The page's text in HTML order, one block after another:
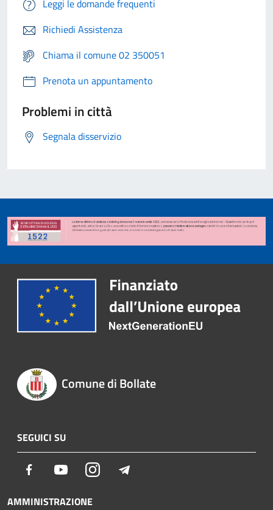
Leggi le domande frequenti
Richiedi Assistenza
Chiama il comune 02 350051
Prenota un appuntamento
Problemi in città
Segnala disservizio
Comune di Bollate
SEGUICI SU
Facebook YoutubeInstagram
AMMINISTRAZIONE